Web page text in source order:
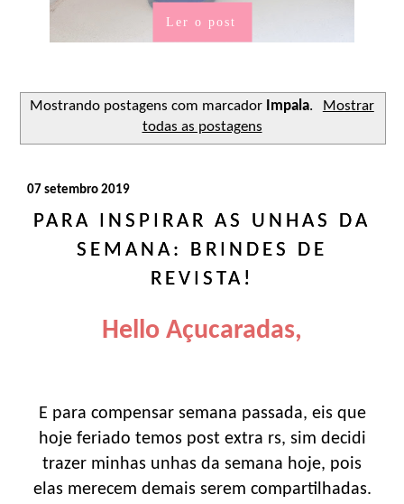
Ler o post
Mostrando postagens com marcador Impala.
Mostrar
todas as postagens
07 setembro 2019
PARA INSPIRAR AS UNHAS DA
SEMANA: BRINDES DE
REVISTA!
Hello Açucaradas,
E para compensar semana passada, eis que
hoje feriado temos post extra rs, sim decidi
trazer minhas unhas da semana hoje, pois
elas merecem demais serem compartilhadas.